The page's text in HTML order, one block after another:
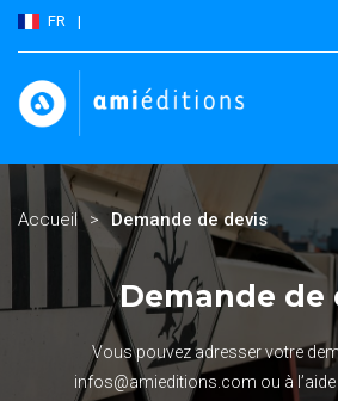
FR
Accueil Demande de devis
Demande de
Vous pouvez adresser votre
infos@amieditions.com ou à